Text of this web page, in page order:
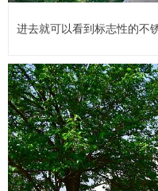
进去就可以看到标志性的不